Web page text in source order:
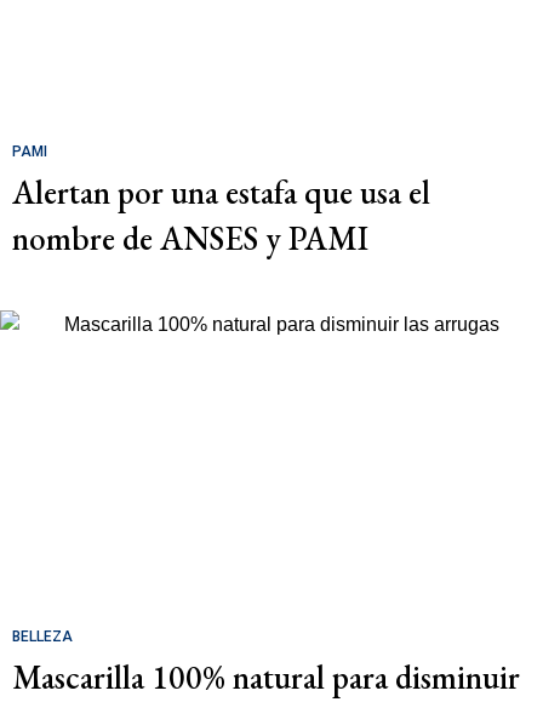
PAMI
Alertan por una estafa que usa el
nombre de ANSES y PAMI
BELLEZA
Mascarilla 100% natural para disminuir